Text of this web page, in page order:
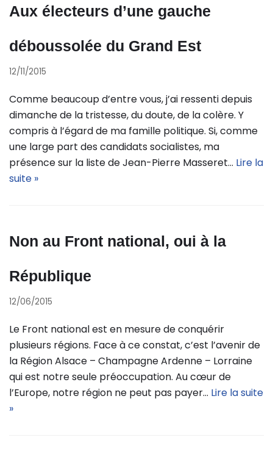
Aux électeurs d’une gauche
déboussolée du Grand Est
12/11/2015
Comme beaucoup d’entre vous, j’ai ressenti depuis
dimanche de la tristesse, du doute, de la colère. Y
compris à l’égard de ma famille politique. Si, comme
une large part des candidats socialistes, ma
présence sur la liste de Jean-Pierre Masseret… Lire la
suite »
Non au Front national, oui à la
République
12/06/2015
Le Front national est en mesure de conquérir
plusieurs régions. Face à ce constat, c’est l’avenir de
la Région Alsace – Champagne Ardenne – Lorraine
qui est notre seule préoccupation. Au cœur de
l’Europe, notre région ne peut pas payer… Lire la suite
»